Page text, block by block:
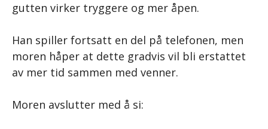
gutten virker tryggere og mer åpen.
Han spiller fortsatt en del på telefonen, men
moren håper at dette gradvis vil bli erstattet
av mer tid sammen med venner.
Moren avslutter med å si: